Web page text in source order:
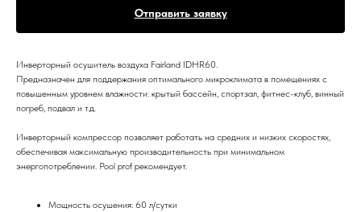
Отправить заявку
Инверторный осушитель воздуха Fairland IDHR60.
Предназначен для поддержания оптимального микроклимата в помещениях с
повышенным уровнем влажности: крытый бассейн, спортзал, фитнес-клуб, винный
погреб, подвал и т.д.
Инверторный компрессор позволяет работать на средних и низких скоростях,
обеспечивая максимальную производительность при минимальном
энергопотреблении. Pool prof рекомендует.
Мощность осушения: 60 л/сутки